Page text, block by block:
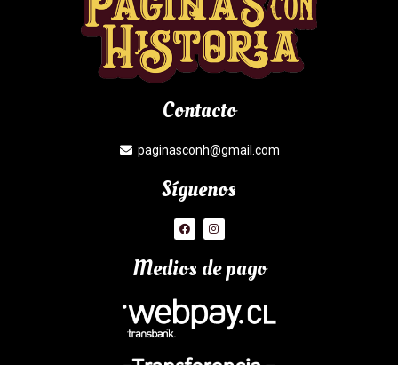
Contacto
paginasconh@gmail.com
Síguenos
Medios de pago